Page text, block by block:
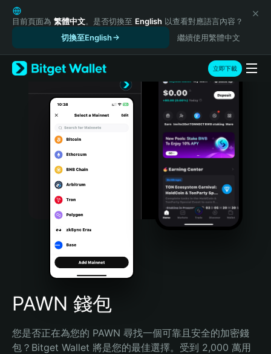
English
日本語
Русский
Español (Latinoamérica)
Türkçe
Português (Portugal)
Bahasa Indonesia
Português (Brasil)
Español (Argentina)
目前頁面為 繁體中文。是否切換至 English 以查看對應語言內容？
切換至English
繼續使用繁體中文
立即下載
PAWN 錢包
您是否正在為您的 PAWN 尋找一個可靠且安全的加密錢
包？Bitget Wallet 將是您的最佳選擇。受到 2,000 萬用